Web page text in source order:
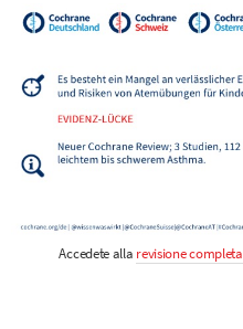
Accedete alla revisione completa